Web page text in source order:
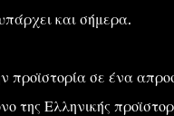
και σήμερα.
σε ένα
της Ελληνικής